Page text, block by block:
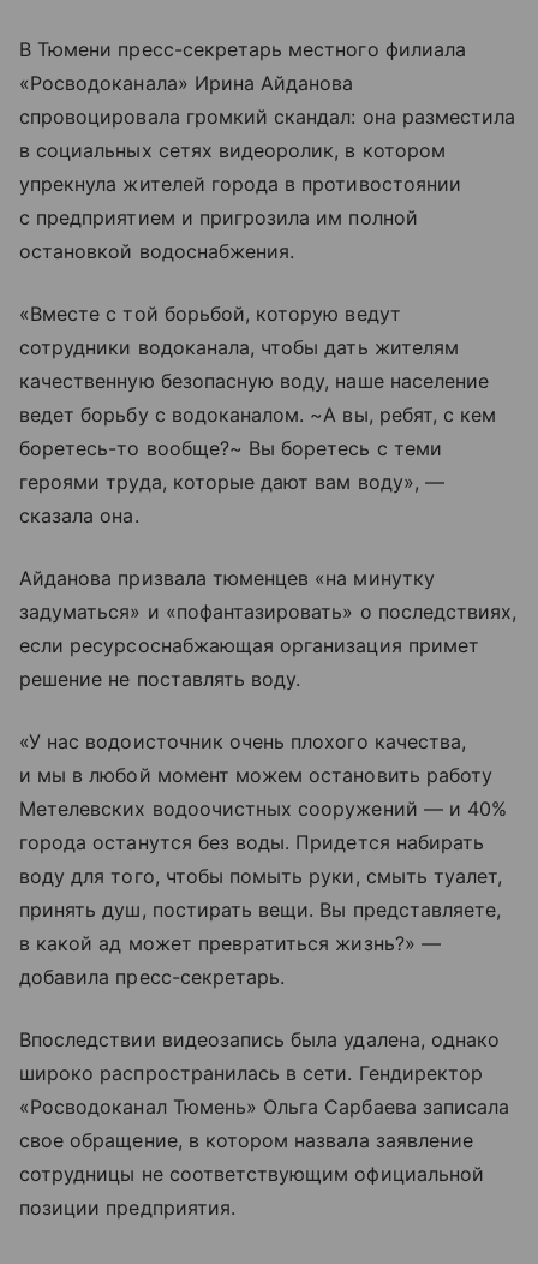
В Тюмени пресс-секретарь местного филиала
«Росводоканала» Ирина Айданова
спровоцировала громкий скандал: она разместила
в социальных сетях видеоролик, в котором
упрекнула жителей города в противостоянии
с предприятием и пригрозила им полной
остановкой водоснабжения.
«Вместе с той борьбой, которую ведут
сотрудники водоканала, чтобы дать жителям
качественную безопасную воду, наше население
ведет борьбу с водоканалом. ~А вы, ребят, с кем
боретесь-то вообще?~ Вы боретесь с теми
героями труда, которые дают вам воду», —
сказала она.
Айданова призвала тюменцев «на минутку
задуматься» и «пофантазировать» о последствиях,
если ресурсоснабжающая организация примет
решение не поставлять воду.
«У нас водоисточник очень плохого качества,
и мы в любой момент можем остановить работу
Метелевских водоочистных сооружений — и 40%
города останутся без воды. Придется набирать
воду для того, чтобы помыть руки, смыть туалет,
принять душ, постирать вещи. Вы представляете,
в какой ад может превратиться жизнь?» —
добавила пресс-секретарь.
Впоследствии видеозапись была удалена, однако
широко распространилась в сети. Гендиректор
«Росводоканал Тюмень» Ольга Сарбаева записала
свое обращение, в котором назвала заявление
сотрудницы не соответствующим официальной
позиции предприятия.